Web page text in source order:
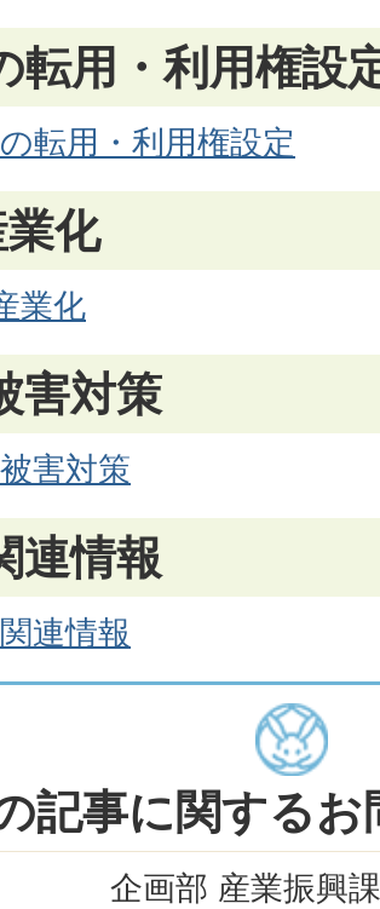
転用・利用権設
転用・利用権設定
化
業化
害対策
害対策
連情報
連情報
記事に関する
企画部 産業振興